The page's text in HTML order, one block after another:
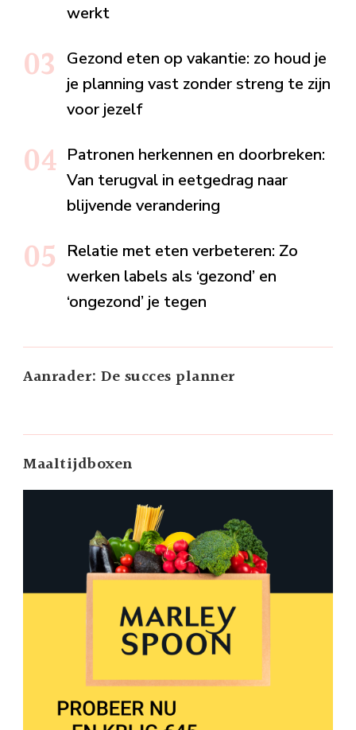
werkt
Gezond eten op vakantie: zo houd je
je planning vast zonder streng te zijn
voor jezelf
Patronen herkennen en doorbreken:
Van terugval in eetgedrag naar
blijvende verandering
Relatie met eten verbeteren: Zo
werken labels als ‘gezond’ en
‘ongezond’ je tegen
Aanrader: De succes planner
Maaltijdboxen